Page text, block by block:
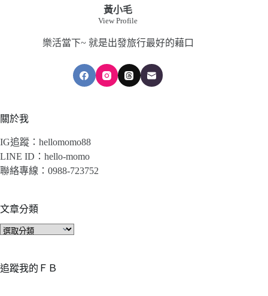
黃小毛
View Profile
樂活當下~ 就是出發旅行最好的藉口
關於我
IG追蹤：hellomomo88
LINE ID：hello-momo
聯絡專線：0988-723752
文章分類
文
類
追蹤我的ＦＢ